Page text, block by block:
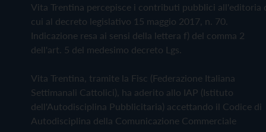
Vita Trentina percepisce i contributi pubblici all'editoria
cui al decreto legislativo 15 maggio 2017, n. 70.
Indicazione resa ai sensi della lettera f) del comma 2
dell'art. 5 del medesimo decreto Lgs.
Vita Trentina, tramite la Fisc (Federazione Italiana
Settimanali Cattolici), ha aderito allo IAP (Istituto
dell'Autodisciplina Pubblicitaria) accettando il Codice di
Autodisciplina della Comunicazione Commerciale